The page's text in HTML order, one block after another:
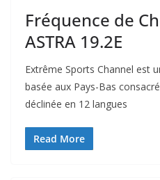
Fréquence de
ASTRA 19.2E
Extrême Sports Channel est
basée aux Pays-Bas
déclinée en 12 langues
Read More